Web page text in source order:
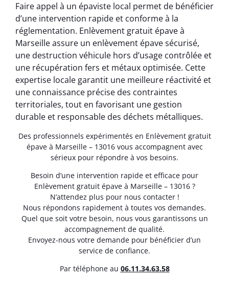
Faire appel à un épaviste local permet de bénéficier
d’une intervention rapide et conforme à la
réglementation. Enlèvement gratuit épave à
Marseille assure un enlèvement épave sécurisé,
une destruction véhicule hors d’usage contrôlée et
une récupération fers et métaux optimisée. Cette
expertise locale garantit une meilleure réactivité et
une connaissance précise des contraintes
territoriales, tout en favorisant une gestion
durable et responsable des déchets métalliques.
Des professionnels expérimentés en Enlèvement gratuit
épave à Marseille – 13016 vous accompagnent avec
sérieux pour répondre à vos besoins.
Besoin d’une intervention rapide et efficace pour
Enlèvement gratuit épave à Marseille – 13016 ?
N’attendez plus pour nous contacter !
Nous répondons rapidement à toutes vos demandes.
Quel que soit votre besoin, nous vous garantissons un
accompagnement de qualité.
Envoyez-nous votre demande pour bénéficier d’un
service de confiance.
Par téléphone au 06.11.34.63.58